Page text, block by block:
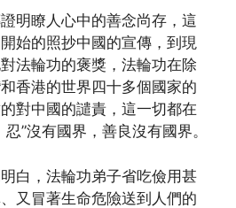
明瞭人心中的善念尚存，這
始的照抄中國的宣傳，到現
法輪功的褒獎，法輪功在除
香港的世界四十多個國家的
對中國的譴責，這一切都在
”沒有國界，善良沒有國界。
白，法輪功弟子省吃儉用甚
又冒著生命危險送到人們的